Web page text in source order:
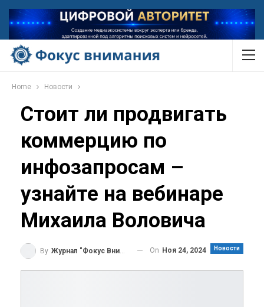
Home Новости
Стоит ли продвигать
коммерцию по
инфозапросам –
узнайте на вебинаре
Михаила Воловича
Новости
By Журнал "Фокус Внимания" On Ноя 24, 2024